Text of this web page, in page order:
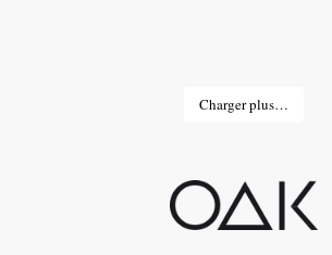
Charger plus…